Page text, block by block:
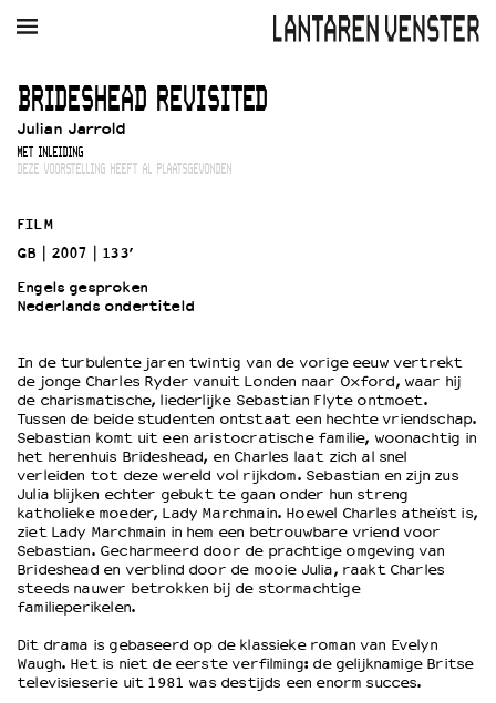
AGENDA FILM MUZIEK RESTAURANT
Winkelmandje
Zoek
Openingstijden & contact
Bereikbaarheid
Kaartverkoop
EDUCATIE
Schoolvoorstellingen
Filmprogramma’s Primair Onderwijs
Filmprogramma’s VO/MBO
Speciale educatieprogramma’s
OVER LANTARENVENSTER
Wat we doen
Werken bij
Word vriend
Historie
BRIDESHEAD REVISITED
Julian Jarrold
MET INLEIDING
DEZE VOORSTELLING HEEFT AL PLAATSGEVONDEN
FILM
GB
2007
133’
Engels gesproken
Nederlands ondertiteld
In de turbulente jaren twintig van de vorige eeuw vertrekt
de jonge Charles Ryder vanuit Londen naar Oxford, waar hij
de charismatische, liederlijke Sebastian Flyte ontmoet.
Tussen de beide studenten ontstaat een hechte vriendschap.
Sebastian komt uit een aristocratische familie, woonachtig in
het herenhuis Brideshead, en Charles laat zich al snel
verleiden tot deze wereld vol rijkdom. Sebastian en zijn zus
Julia blijken echter gebukt te gaan onder hun streng
katholieke moeder, Lady Marchmain. Hoewel Charles atheïst is,
ziet Lady Marchmain in hem een betrouwbare vriend voor
Sebastian. Gecharmeerd door de prachtige omgeving van
Brideshead en verblind door de mooie Julia, raakt Charles
steeds nauwer betrokken bij de stormachtige
familieperikelen.
Dit drama is gebaseerd op de klassieke roman van Evelyn
Waugh. Het is niet de eerste verfilming: de gelijknamige Britse
televisieserie uit 1981 was destijds een enorm succes.